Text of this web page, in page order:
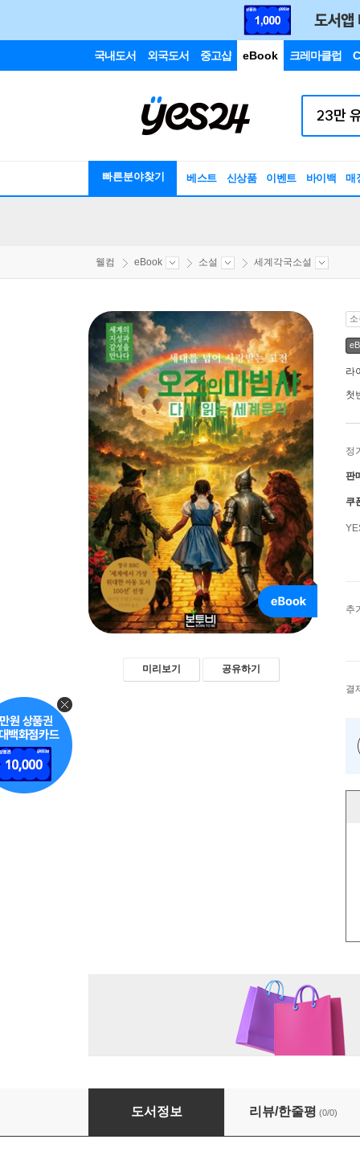
국내도서 외국도서 중고샵 eBook 크레마클럽
빠른분야찾기 베스트 신상품 이벤트 바이백 매
웰컴 eBook 소설 세계각국소설
미리보기 공유하기
라
첫
정
판
쿠
추
결
오즈의 마법사
도서정보 리뷰/한줄평 (0/0)